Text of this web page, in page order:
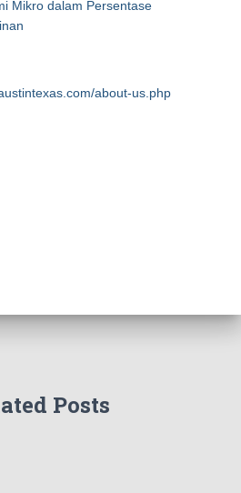
Mikro dalam Persentase
about-us.php
Posts